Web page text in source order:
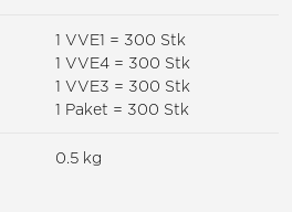
1 VVE1 = 300 Stk
1 VVE4 = 300 Stk
1 VVE3 = 300 Stk
1 Paket = 300 Stk
0.5 kg